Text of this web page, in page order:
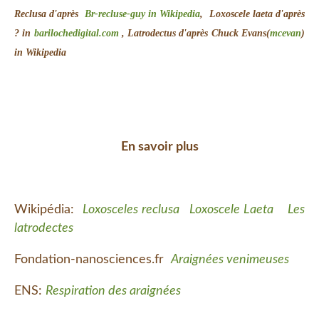
Reclusa d'après Br-recluse-guy in Wikipedia, Loxoscele laeta d'après
? in barilochedigital.com, Latrodectus d'après Chuck Evans(mcevan)
in Wikipedia
En savoir plus
Wikipédia: Loxosceles reclusa Loxoscele Laeta
Les
latrodectes
Fondation-nanosciences.frAraignées venimeuses
ENS: Respiration des araignées